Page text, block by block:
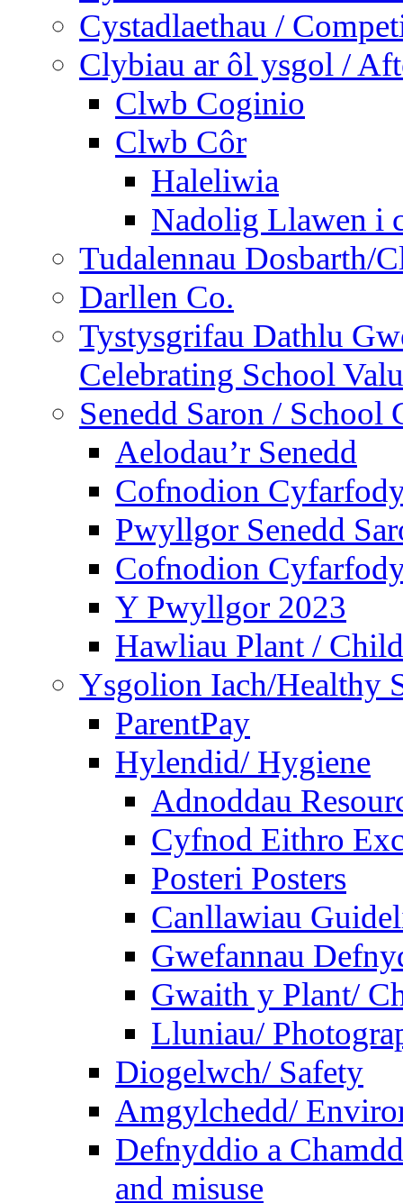
Cystadlaethau /
Clybiau ar ôl ysgol /
Clwb Coginio
Clwb Côr
Haleliwia
Nadolig Llawen i
Tudalennau Dosbarth/
Darllen Co.
Tystysgrifau Dathlu
Celebrating School
Senedd Saron / School
Aelodau’r Senedd
Cofnodion
Pwyllgor Senedd
Cofnodion
Y Pwyllgor 2023
Hawliau Plant /
Ysgolion Iach/Healthy
ParentPay
Hylendid/ Hygiene
Adnoddau
Cyfnod Eithro
Posteri Posters
Canllawiau
Gwefannau
Gwaith y Plant/
Lluniau/
Diogelwch/ Safety
Amgylchedd/
Defnyddio a
and misuse